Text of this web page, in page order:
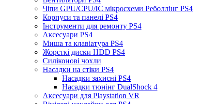
Чіпи GPU/CPU/IC мікросхеми Реболлінг PS4
Корпуси та панелі PS4
Інструменти для ремонту PS4
Аксесуари PS4
Миша та клавіатура PS4
Жорсткі диски HDD PS4
Силіконові чохли
Насадки на стіки PS4
Насадки захисні PS4
Насадки тюнінг DualShock 4
Аксесуари для Playstation VR